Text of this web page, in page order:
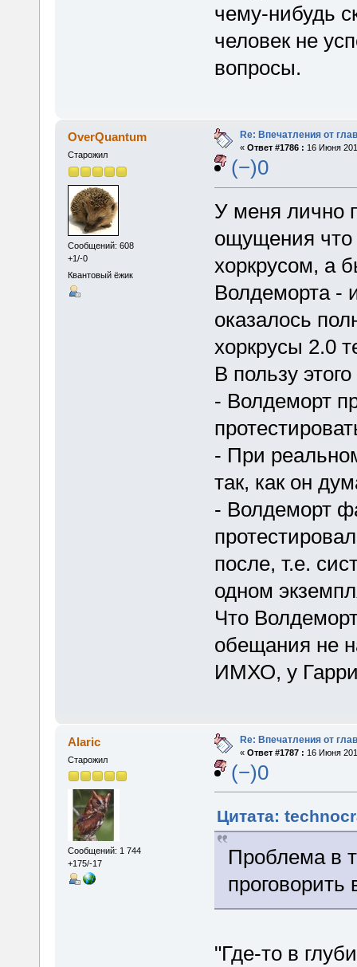
чему-нибудь
человек не
вопросы.
OverQuantum
Старожил
Сообщений: 608
+1/-0
Квантовый ёжик
Re: Впечатления от
« Ответ #1786 : 16 Июня
(−)0
У меня лично
ощущения
хоркрусом, а
Волдеморта -
оказалось
хоркрусы 2.0
В пользу
- Волдеморт
- При
так, как он
- Волдеморт
после, т.е.
одном
Что
обещания не
ИМХО, у
Alaric
Старожил
Сообщений: 1 744
+175/-17
Re: Впечатления от
« Ответ #1787 : 16 Июня
(−)0
Цитата:
Проблема в
"Где-то в